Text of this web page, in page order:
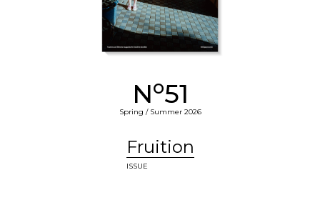
No51
Spring / Summer 2026
Fruition
ISSUE